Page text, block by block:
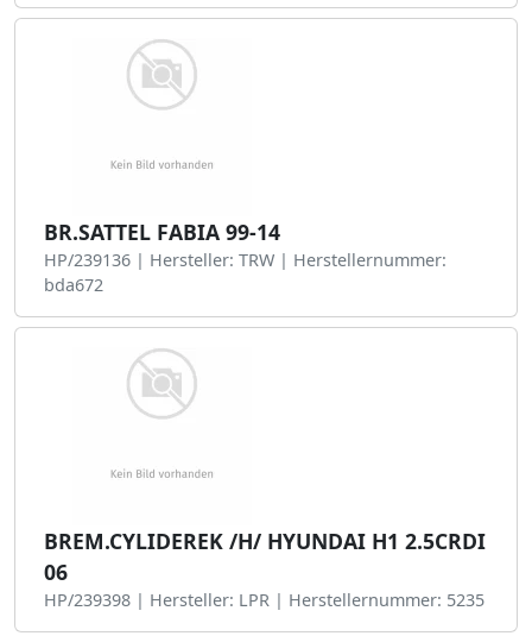
BR.SATTEL FABIA 99-14
HP/239136 | Hersteller: TRW | Herstellernummer:
bda672
BREM.CYLIDEREK /H/ HYUNDAI H1 2.5CRDI
06
HP/239398 | Hersteller: LPR | Herstellernummer: 5235